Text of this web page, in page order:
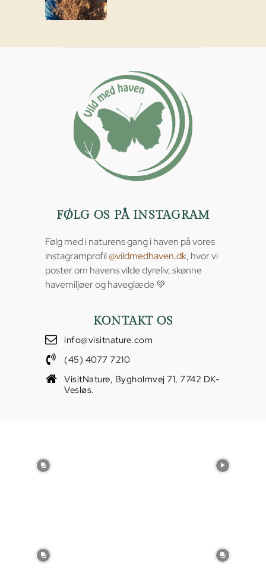
FØLG OS PÅ INSTAGRAM
Følg med i naturens gang i haven på vores
instagramprofil@vildmedhaven.dk, hvor vi
poster om havens vilde dyreliv, skønne
havemiljøer og haveglæde 💚
KONTAKT OS
info@visitnature.com
(45) 4077 7210
VisitNature, Bygholmvej 71, 7742 DK-
Vesløs.